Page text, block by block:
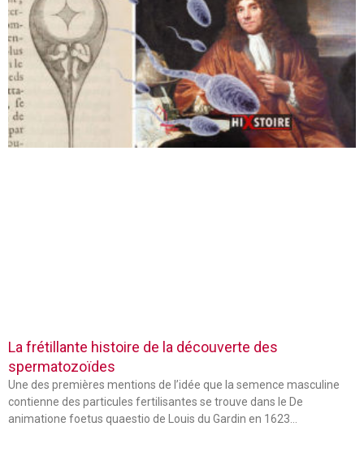
La frétillante histoire de la découverte des
spermatozoïdes
Une des premières mentions de l’idée que la semence masculine
contienne des particules fertilisantes se trouve dans le De
animatione foetus quaestio de Louis du Gardin en 1623…